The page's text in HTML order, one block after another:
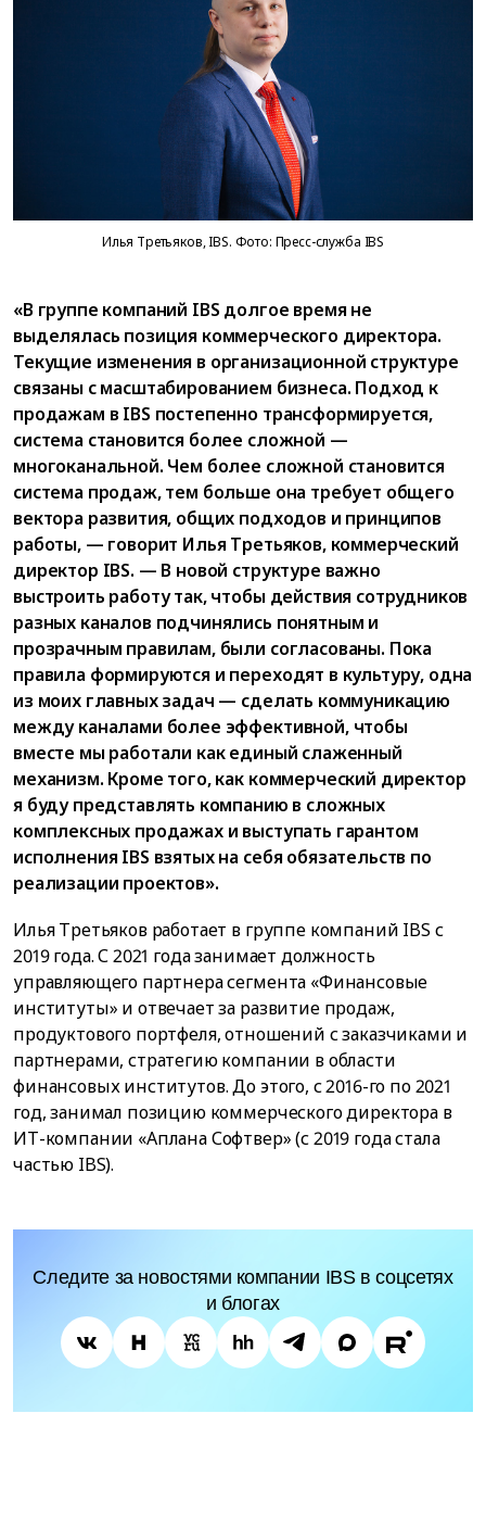
Илья Третьяков, IBS. Фото: Пресс-служба IBS
«В группе компаний IBS долгое время не
выделялась позиция коммерческого директора.
Текущие изменения в организационной структуре
связаны с масштабированием бизнеса. Подход к
продажам в IBS постепенно трансформируется,
система становится более сложной —
многоканальной. Чем более сложной становится
система продаж, тем больше она требует общего
вектора развития, общих подходов и принципов
работы, — говорит Илья Третьяков, коммерческий
директор IBS. — В новой структуре важно
выстроить работу так, чтобы действия сотрудников
разных каналов подчинялись понятным и
прозрачным правилам, были согласованы. Пока
правила формируются и переходят в культуру, одна
из моих главных задач — сделать коммуникацию
между каналами более эффективной, чтобы
вместе мы работали как единый слаженный
механизм. Кроме того, как коммерческий директор
я буду представлять компанию в сложных
комплексных продажах и выступать гарантом
исполнения IBS взятых на себя обязательств по
реализации проектов».
Илья Третьяков работает в группе компаний IBS с
2019 года. С 2021 года занимает должность
управляющего партнера сегмента «Финансовые
институты» и отвечает за развитие продаж,
продуктового портфеля, отношений с заказчиками и
партнерами, стратегию компании в области
финансовых институтов. До этого, с 2016-го по 2021
год, занимал позицию коммерческого директора в
ИТ-компании «Аплана Софтвер» (с 2019 года стала
частью IBS).
Следите за новостями компании IBS в соцсетях
и блогах